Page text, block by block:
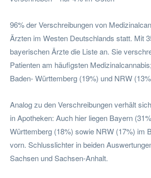
96% der Verschreibungen von
Ärzten im Westen Deutschlands statt. Mit
bayerischen Ärzte die Liste an. Sie
Patienten am häufigsten
Baden- Württemberg (19%) und NRW
Analog zu den Verschreibungen verhält
in Apotheken: Auch hier liegen Bayern
Württemberg (18%) sowie NRW (17%) im
vorn. Schlusslichter in beiden
Sachsen und Sachsen-Anhalt.